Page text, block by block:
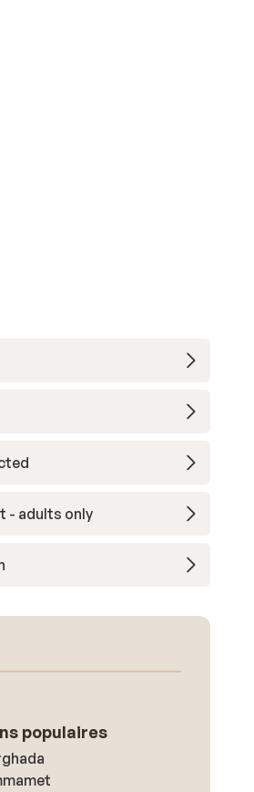
- adults only
populaires